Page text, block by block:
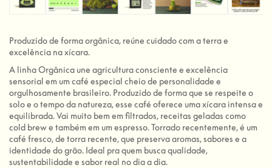
Produzido de forma orgânica, reúne cuidado com a terra e
excelência na xícara.
A linha Orgânica une agricultura consciente e excelência
sensorial em um café especial cheio de personalidade e
orgulhosamente brasileiro. Produzido de forma que se respeite o
solo e o tempo da natureza, esse café oferece uma xícara intensa e
equilibrada. Vai muito bem em filtrados, receitas geladas como
cold brew e também em um espresso. Torrado recentemente, é um
café fresco, de torra recente, que preserva aromas, sabores e a
identidade do grão. Ideal pra quem busca qualidade,
sustentabilidade e sabor real no dia a dia.